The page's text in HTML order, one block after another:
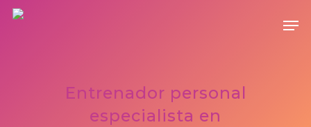
Hit enter to search or ESC to close
Entrenador personal
especialista en